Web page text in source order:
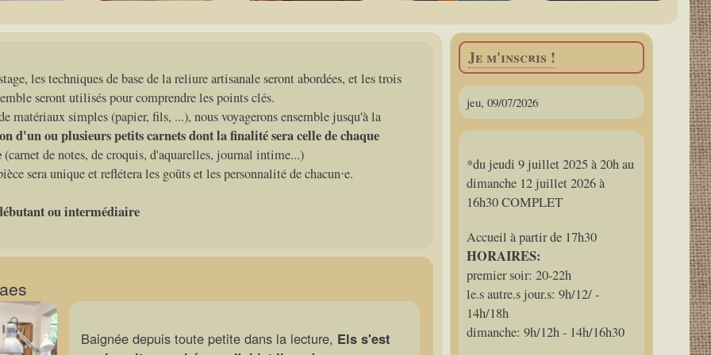
les techniques de base de la reliure artisanale seront abordées, et les trois
seront utilisés pour comprendre les points clés.
matériaux simples (papier, fils, ...), nous voyagerons ensemble jusqu'à la
d'un ou plusieurs petits carnets dont la finalité sera celle de chaque
(carnet de notes, de croquis, d'aquarelles, journal intime...)
sera unique et reflétera les goûts et les personnalité de chacun⋅e.
ou intermédiaire
Baignée depuis toute petite dans la lecture, Els s'est
Je m'inscris !
jeu, 09/07/2026
*du jeudi 9 juillet 2025 à 20h au
dimanche 12 juillet 2026 à
16h30 COMPLET
Accueil à partir de 17h30
HORAIRES:
premier soir: 20-22h
le.s autre.s jour.s: 9h/12/ -
14h/18h
dimanche: 9h/12h - 14h/16h30